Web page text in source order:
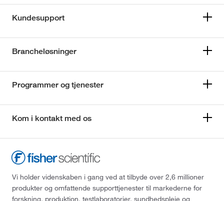
Kundesupport
Brancheløsninger
Programmer og tjenester
Kom i kontakt med os
Vi holder videnskaben i gang ved at tilbyde over 2,6 millioner
produkter og omfattende supporttjenester til markederne for
forskning, produktion, testlaboratorier, sundhedspleje og